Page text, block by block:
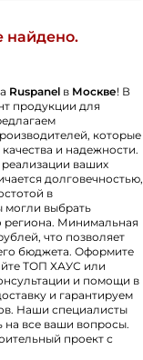
в 2011 году,
современных
рыночную
75%,
управлением
российских
в более чем
по всей России
Системная работа
найдено.
Ruspanel в Москве! В
продукции для
которые
и надежности.
ваших
долговечностью,
в
могли выбрать
региона. Минимальная
что позволяет
бюджета. Оформите
ТОП ХАУС или
и помощи в
и гарантируем
Наши специалисты
на все ваши вопросы.
проект с